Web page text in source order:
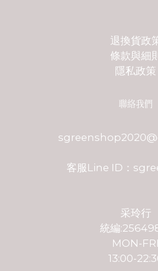
退換貨政
條款與細則
隱私政策
聯絡我們
客服Line ID：
采玲行
統編
MON-FRI
13:00-